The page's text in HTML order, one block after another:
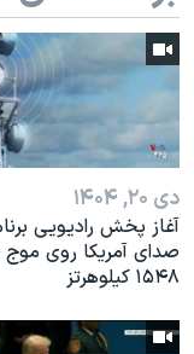
نرگس محمدی برنده
همایش
صفحه‌های ویژه
دی ۲۰, ۱۴۰۴
آغاز پخش رادیویی
صدای آمریکا روی
۱۵۴۸ کیلوهرتز